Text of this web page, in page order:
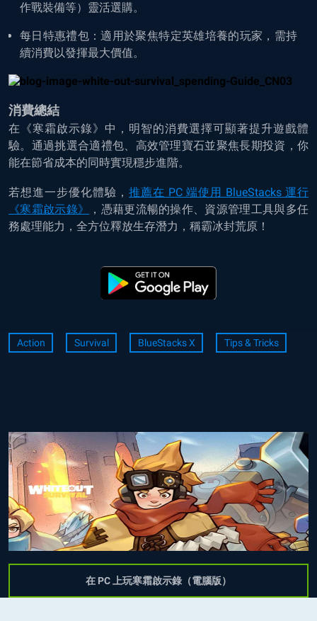
作戰裝備等）靈活選購。
每日特惠禮包：適用於聚焦特定英雄培養的玩家，需持
續消費以發揮最大價值。
消費總結
在《寒霜啟示錄》中，明智的消費選擇可顯著提升遊戲體
驗。通過挑選合適禮包、高效管理寶石並聚焦長期投資，你
能在節省成本的同時實現穩步進階。
若想進一步優化體驗， 推薦在 PC 端使用 BlueStacks 運行
《寒霜啟示錄》
，憑藉更流暢的操作、資源管理工具與多任
務處理能力，全方位釋放生存潛力，稱霸冰封荒原！
Action Survival BlueStacks X Tips & Tricks
在 PC 上玩寒霜啟示錄（電腦版）